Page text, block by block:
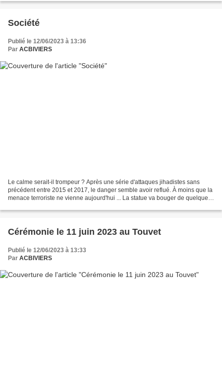
Société
Publié le 12/06/2023 à 13:36
Par ACBIVIERS
Le calme serait-il trompeur ? Après une série d'attaques jihadistes sans
précédent entre 2015 et 2017, le danger semble avoir reflué. À moins que la
menace terroriste ne vienne aujourd'hui ... La statue va bouger de quelques
Cérémonie le 11 juin 2023 au Touvet
Publié le 12/06/2023 à 13:33
Par ACBIVIERS